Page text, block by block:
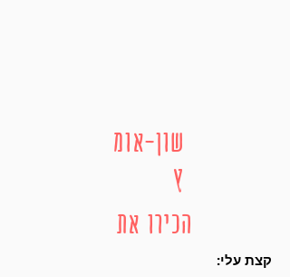
שון-אומ
ץ
הכירו את
קצת עלי: